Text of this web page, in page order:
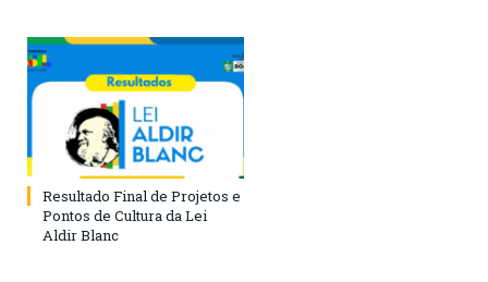
Resultado Final de Projetos e
Pontos de Cultura da Lei
Aldir Blanc